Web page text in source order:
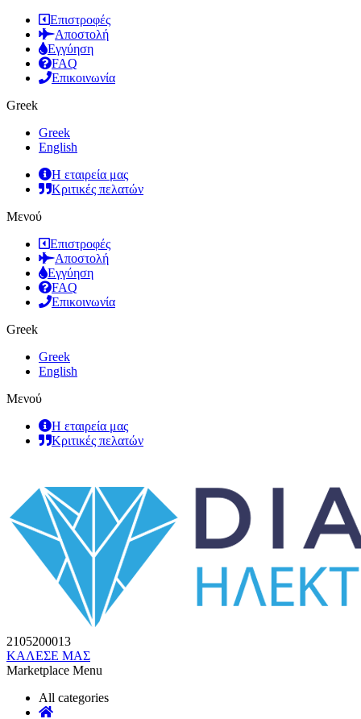
Επιστροφές
Αποστολή
Εγγύηση
FAQ
Επικοινωνία
Greek
Greek
English
Η εταιρεία μας
Κριτικές πελατών
Μενού
Επιστροφές
Αποστολή
Εγγύηση
FAQ
Επικοινωνία
Greek
Greek
English
Μενού
Η εταιρεία μας
Κριτικές πελατών
2105200013
ΚΑΛΕΣΕ ΜΑΣ
Marketplace Menu
All categories